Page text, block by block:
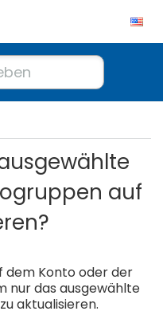
auf
dem Konto oder der
nur das ausgewählte
aktualisieren.